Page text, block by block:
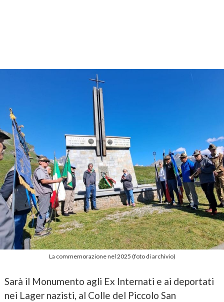
La commemorazione nel 2025 (foto di archivio)
Sarà il Monumento agli Ex Internati e ai deportati
nei Lager nazisti, al Colle del Piccolo San